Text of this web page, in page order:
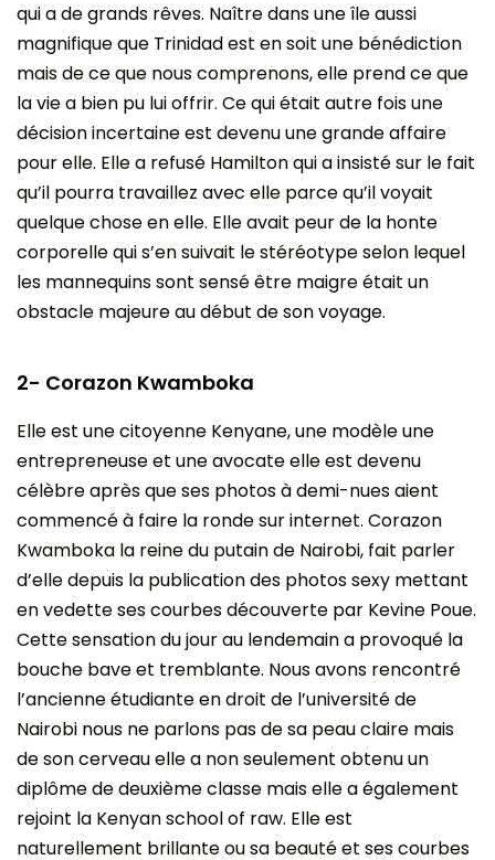
qui a de grands rêves. Naître dans une île aussi
magnifique que Trinidad est en soit une bénédiction
mais de ce que nous comprenons, elle prend ce que
la vie a bien pu lui offrir. Ce qui était autre fois une
décision incertaine est devenu une grande affaire
pour elle. Elle a refusé Hamilton qui a insisté sur le fait
qu’il pourra travaillez avec elle parce qu’il voyait
quelque chose en elle. Elle avait peur de la honte
corporelle qui s’en suivait le stéréotype selon lequel
les mannequins sont sensé être maigre était un
obstacle majeure au début de son voyage.
2- Corazon Kwamboka
Elle est une citoyenne Kenyane, une modèle une
entrepreneuse et une avocate elle est devenu
célèbre après que ses photos à demi-nues aient
commencé à faire la ronde sur internet. Corazon
Kwamboka la reine du putain de Nairobi, fait parler
d’elle depuis la publication des photos sexy mettant
en vedette ses courbes découverte par Kevine Poue.
Cette sensation du jour au lendemain a provoqué la
bouche bave et tremblante. Nous avons rencontré
l’ancienne étudiante en droit de l’université de
Nairobi nous ne parlons pas de sa peau claire mais
de son cerveau elle a non seulement obtenu un
diplôme de deuxième classe mais elle a également
rejoint la Kenyan school of raw. Elle est
naturellement brillante ou sa beauté et ses courbes